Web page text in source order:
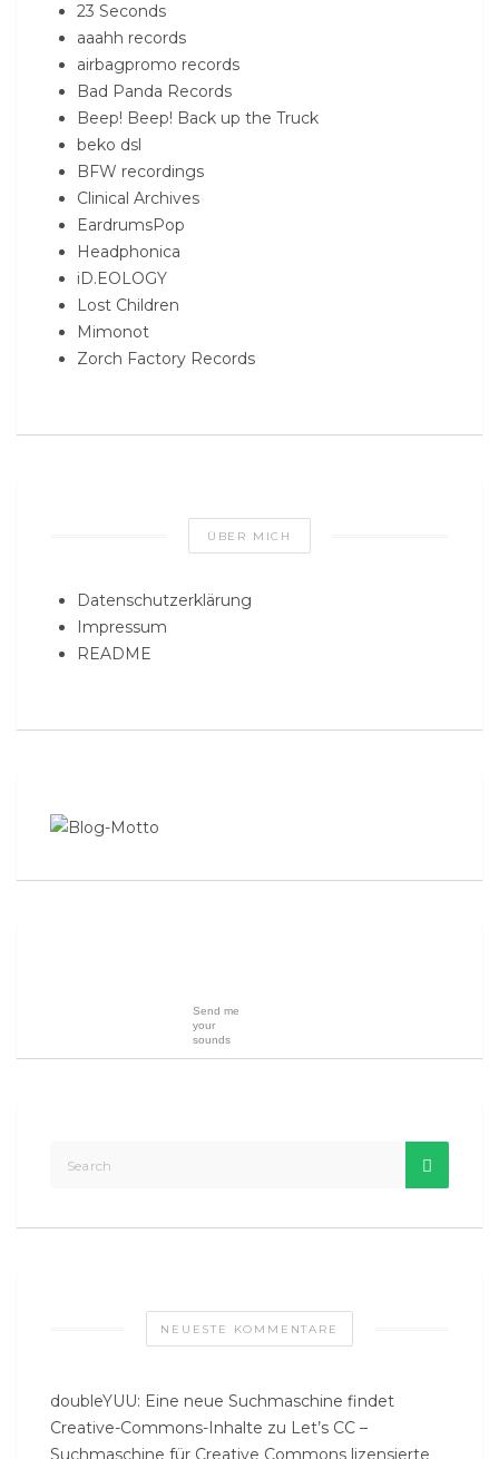
23 Seconds
aaahh records
airbagpromo records
Bad Panda Records
Beep! Beep! Back up the Truck
beko dsl
BFW recordings
Clinical Archives
EardrumsPop
Headphonica
iD.EOLOGY
Lost Children
Mimonot
Zorch Factory Records
ÜBER MICH
Datenschutzerklärung
Impressum
README
Send me
your
sounds
NEUESTE KOMMENTARE
doubleYUU: Eine neue Suchmaschine findet
Creative-Commons-Inhalte zu Let’s CC –
Suchmaschine für Creative Commons lizensierte